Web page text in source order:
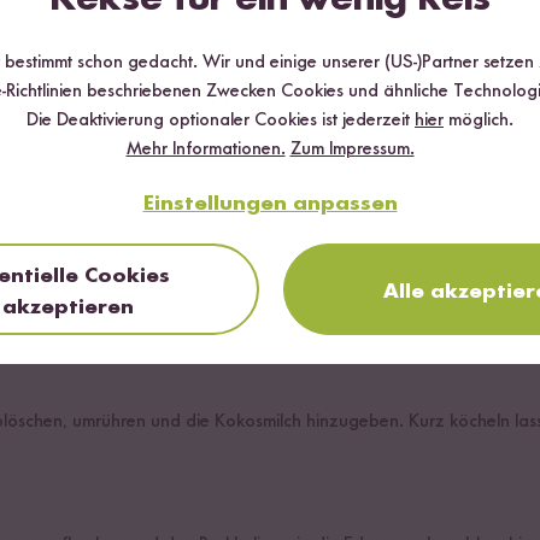
und die Curry Paste sowie klein gehackten Ingwer und
umrühren und die Kokosmilch hinzugeben. Kurz köcheln
bestimmt schon gedacht. Wir und einige unserer (US-)Partner
Richtlinien beschriebenen Zwecken Cookies und ähnliche
Die Deaktivierung optionaler Cookies ist jederzeit hier möglich.
Mehr Informationen. Zum Impressum.
Einstellungen anpassen
Cookies
akzeptieren
Alle